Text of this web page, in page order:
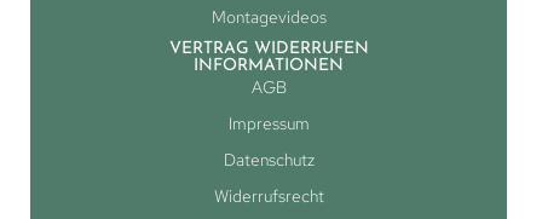
Montagevideos
VERTRAG WIDERRUFEN
INFORMATIONEN
AGB
Impressum
Datenschutz
Widerrufsrecht